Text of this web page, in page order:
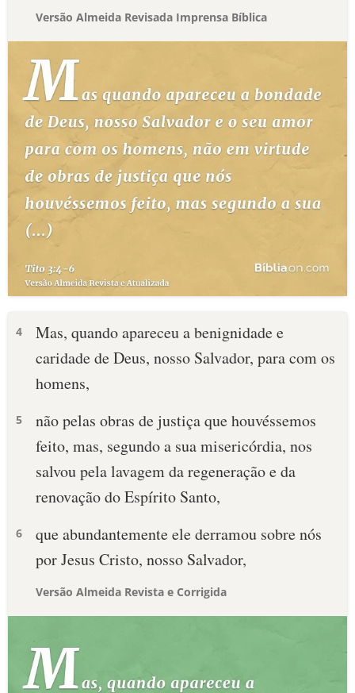
Versão Almeida Revisada Imprensa Bíblica
4
Mas, quando apareceu a benignidade e
caridade de Deus, nosso Salvador, para com os
homens,
5
não pelas obras de justiça que houvéssemos
feito, mas, segundo a sua misericórdia, nos
salvou pela lavagem da regeneração e da
renovação do Espírito Santo,
6
que abundantemente ele derramou sobre nós
por Jesus Cristo, nosso Salvador,
Versão Almeida Revista e Corrigida